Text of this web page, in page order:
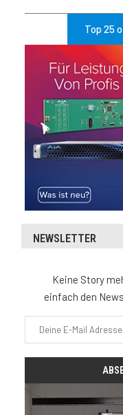
Top 25
NEWSLETTER
Keine Story
einfach den